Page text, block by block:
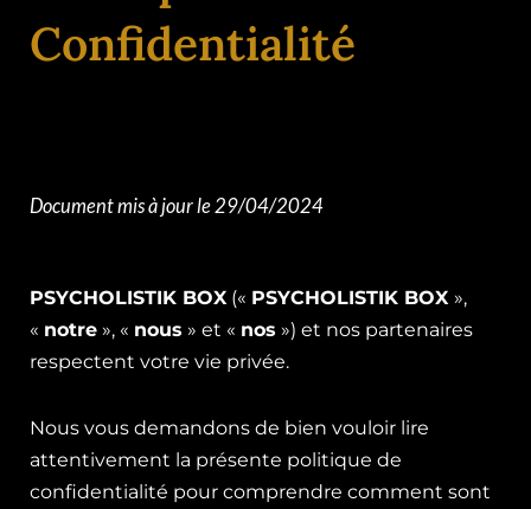
Confidentialité
Document mis à jour le 29/04/2024
PSYCHOLISTIK BOX(« PSYCHOLISTIK BOX »,
« notre », « nous » et « nos ») et nos partenaires
respectent votre vie privée.
Nous vous demandons de bien vouloir lire
attentivement la présente politique de
confidentialité pour comprendre comment sont